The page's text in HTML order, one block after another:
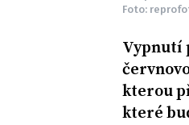
Foto:
Vypnutí
kterou
které